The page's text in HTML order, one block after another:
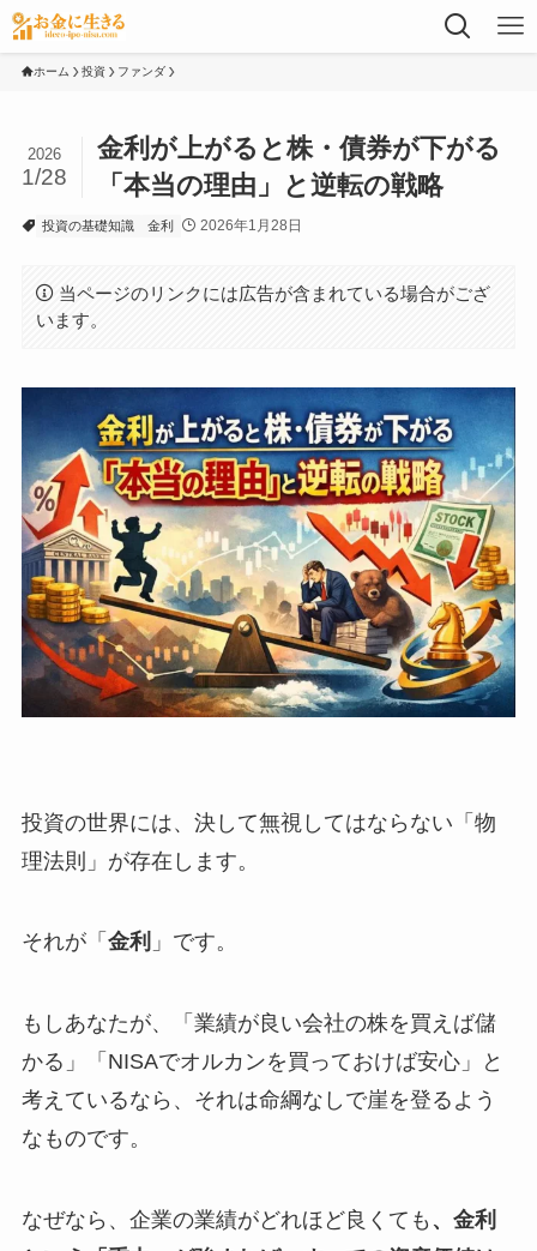
ホーム 投資 ファンダ
金利が上がると株・債券が下がる
「本当の理由」と逆転の戦略
2026
1/28
投資の基礎知識 金利 2026年1月28日
当ページのリンクには広告が含まれている場合がござ
います。
投資の世界には、決して無視してはならない「物
理法則」が存在します。
それが「 金利 」です。
もしあなたが、「業績が良い会社の株を買えば儲
かる」「NISAでオルカンを買っておけば安心」と
考えているなら、それは命綱なしで崖を登るよう
なものです。
なぜなら、企業の業績がどれほど良くても 、金利